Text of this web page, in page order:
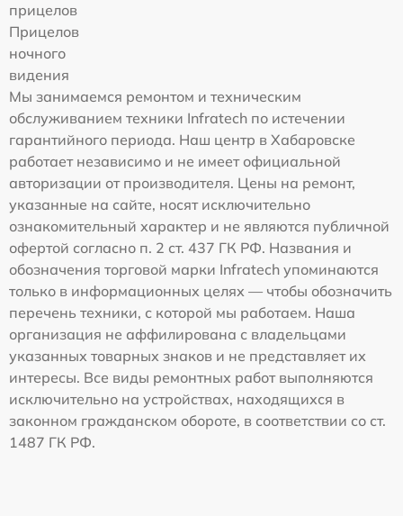
прицелов
Прицелов
ночного
видения
Мы занимаемся ремонтом и техническим
обслуживанием техники Infratech по истечении
гарантийного периода. Наш центр в Хабаровске
работает независимо и не имеет официальной
авторизации от производителя. Цены на ремонт,
указанные на сайте, носят исключительно
ознакомительный характер и не являются публичной
офертой согласно п. 2 ст. 437 ГК РФ. Названия и
обозначения торговой марки Infratech упоминаются
только в информационных целях — чтобы обозначить
перечень техники, с которой мы работаем. Наша
организация не аффилирована с владельцами
указанных товарных знаков и не представляет их
интересы. Все виды ремонтных работ выполняются
исключительно на устройствах, находящихся в
законном гражданском обороте, в соответствии со ст.
1487 ГК РФ.